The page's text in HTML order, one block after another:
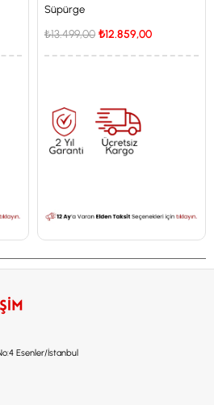
Süpürge
₺12.859,00
₺13.499,00
Esenler/İstanbul